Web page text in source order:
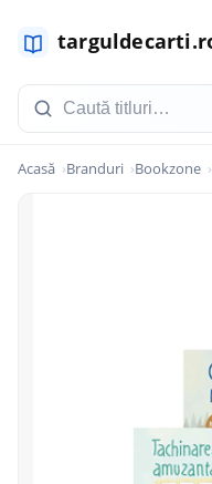
Acasă Branduri Bookzone